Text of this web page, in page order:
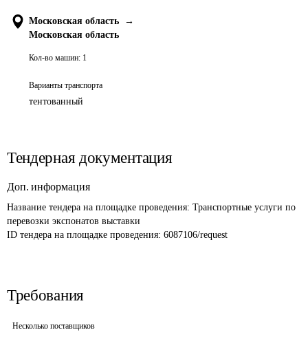
Московская область
→
Московская область
Кол-во машин: 1
Варианты транспорта
тентованный
Тендерная документация
Доп. информация
Название тендера на площадке проведения: Транспортные услуги по
перевозки экспонатов выставки
ID тендера на площадке проведения: 6087106/request
Требования
Несколько поставщиков